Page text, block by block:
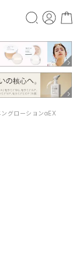
グローションαEX